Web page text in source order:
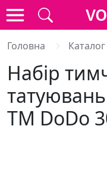
Головна Каталог
Набір
татуювань
ТМ DoDo